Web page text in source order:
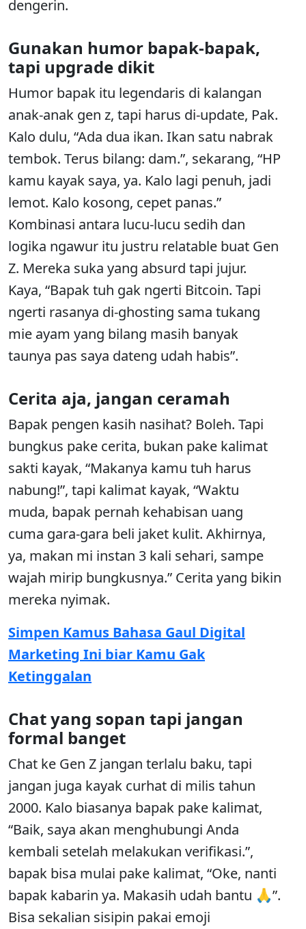
dengerin.
Gunakan humor bapak-bapak,
tapi upgrade dikit
Humor bapak itu legendaris di kalangan
anak-anak gen z, tapi harus di-update, Pak.
Kalo dulu, “Ada dua ikan. Ikan satu nabrak
tembok. Terus bilang: dam.”, sekarang, “HP
kamu kayak saya, ya. Kalo lagi penuh, jadi
lemot. Kalo kosong, cepet panas.”
Kombinasi antara lucu-lucu sedih dan
logika ngawur itu justru relatable buat Gen
Z. Mereka suka yang absurd tapi jujur.
Kaya, “Bapak tuh gak ngerti Bitcoin. Tapi
ngerti rasanya di-ghosting sama tukang
mie ayam yang bilang masih banyak
taunya pas saya dateng udah habis”.
Cerita aja, jangan ceramah
Bapak pengen kasih nasihat? Boleh. Tapi
bungkus pake cerita, bukan pake kalimat
sakti kayak, “Makanya kamu tuh harus
nabung!”, tapi kalimat kayak, “Waktu
muda, bapak pernah kehabisan uang
cuma gara-gara beli jaket kulit. Akhirnya,
ya, makan mi instan 3 kali sehari, sampe
wajah mirip bungkusnya.” Cerita yang bikin
mereka nyimak.
Simpen Kamus Bahasa Gaul Digital
Marketing Ini biar Kamu Gak
Ketinggalan
Chat yang sopan tapi jangan
formal banget
Chat ke Gen Z jangan terlalu baku, tapi
jangan juga kayak curhat di milis tahun
2000. Kalo biasanya bapak pake kalimat,
“Baik, saya akan menghubungi Anda
kembali setelah melakukan verifikasi.”,
bapak bisa mulai pake kalimat, “Oke, nanti
bapak kabarin ya. Makasih udah bantu 🙏”.
Bisa sekalian sisipin pakai emoji